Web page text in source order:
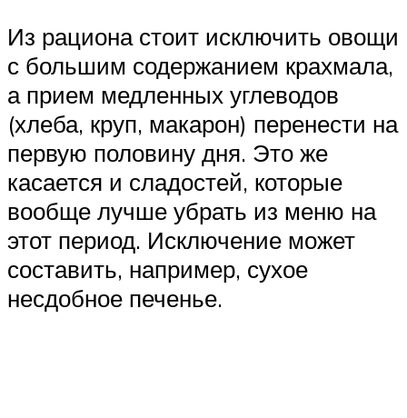
Из рациона стоит исключить овощи
с большим содержанием крахмала,
а прием медленных углеводов
(хлеба, круп, макарон) перенести на
первую половину дня. Это же
касается и сладостей, которые
вообще лучше убрать из меню на
этот период. Исключение может
составить, например, сухое
несдобное печенье.